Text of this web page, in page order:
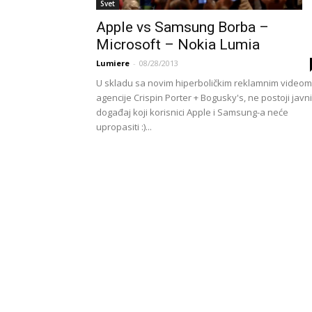
Svet
Apple vs Samsung Borba –
Microsoft – Nokia Lumia
Lumiere - 08/28/2013
U skladu sa novim hiperboličkim reklamnim videom
agencije Crispin Porter + Bogusky's, ne postoji javni
događaj koji korisnici Apple i Samsung-a neće
upropasiti :)...